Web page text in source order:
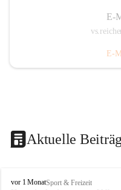
E-
E-
Aktuelle
V
vor 1 MonatSport & Freizeit